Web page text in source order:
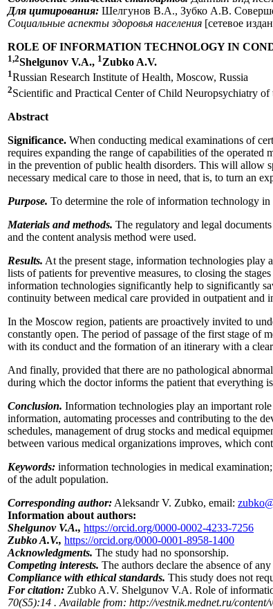
Для цитирования: Шелгунов В.А., Зубко А.В.
Социальные аспекты здоровья населения [сетевое
ROLE OF INFORMATION TECHNOLOGY IN
1,2Shelgunov V.A., 1 Zubko A.V.
1Russian Research Institute of Health, Moscow, Russia
2Scientific and Practical Center of Child Neuropsychiatry
Abstract
Significance. When conducting medical examinations of
requires expanding the range of capabilities of the
in the prevention of public health disorders. This will allow
necessary medical care to those in need, that is, to turn an
Purpose. To determine the role of information technology
Materials and methods. The regulatory and legal
and the content analysis method were used.
Results. At the present stage, information technologies
lists of patients for preventive measures, to closing the
information technologies significantly help to significantly
continuity between medical care provided in outpatient and
In the Moscow region, patients are proactively invited to
constantly open. The period of passage of the first stage of
with its conduct and the formation of an itinerary with a
And finally, provided that there are no pathological
during which the doctor informs the patient that everything
Conclusion. Information technologies play an important
information, automating processes and contributing to the
schedules, management of drug stocks and medical
between various medical organizations improves, which
Keywords: information technologies in medical
of the adult population.
Corresponding author: Aleksandr V. Zubko, email:
Information about authors:
Shelgunov V.A., https://orcid.org/0000-0002-4233-7256
Zubko A.V., https://orcid.org/0000-0001-8958-1400
Acknowledgments. The study had no sponsorship.
Competing interests. The authors declare the absence of
Compliance with ethical standards. This study does not
For citation: Zubko A.V. Shelgunov V.A. Role of
70(S5):14 . Available from: http://vestnik.mednet.ru/